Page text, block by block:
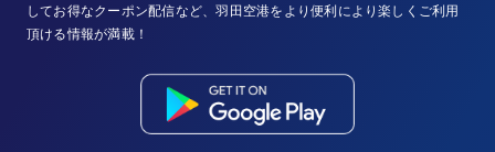
してお得なクーポン配信など、羽田空港をより便利により楽しくご利用
頂ける情報が満載！